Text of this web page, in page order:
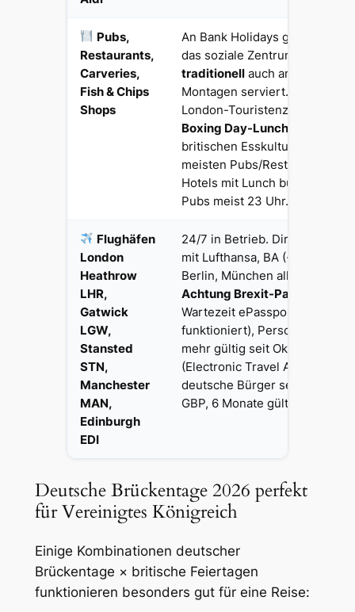
Pubs,
Restaurants,
Carveries,
Fish & Chips
Shops
An Bank Holidays geöffnet —
das soziale Zentrum.
traditionellauch an Bank-
Montagen serviert.
London-Touristenzonen
Boxing Day-Lunch ist ein
britischen Esskultur. 25.
meisten Pubs/Restaurants
Hotels mit Lunch buchen. Last
Pubs meist 23 Uhr.
Flughäfen
London
Heathrow
LHR,
Gatwick
LGW,
Stansted
STN,
Manchester
MAN,
Edinburgh
EDI
24/7 in Betrieb. Direktflüge
mit Lufthansa, BA (~1h30).
Berlin, München alle direkt
Achtung Brexit-Passkontrolle
Wartezeit ePassport-Gates
funktioniert), Personalausweis
mehr gültig seit Oktober 2021.
(Electronic Travel
deutsche Bürger seit 2025
GBP, 6 Monate gültig.
Deutsche Brückentage 2026 perfekt
für Vereinigtes Königreich
Einige Kombinationen deutscher
Brückentage × britische Feiertagen
funktionieren besonders gut für eine Reise: